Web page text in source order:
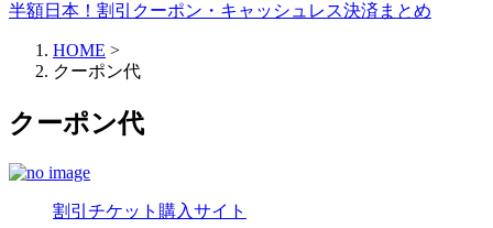
半額日本！割引クーポン・キャッシュレス決済まとめ
HOME >
クーポン代
クーポン代
割引チケット購入サイト